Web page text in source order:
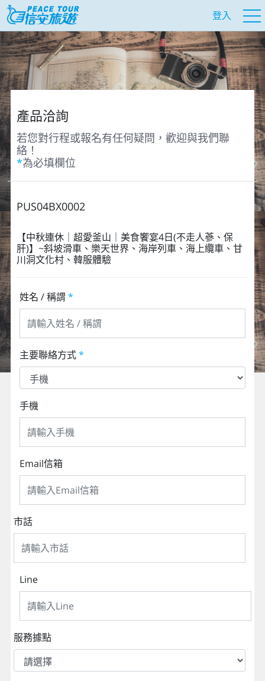
登入
產品洽詢
若您對行程或報名有任何疑問，歡迎與我們聯
絡！
*為必填欄位
PUS04BX0002
【中秋連休｜超愛釜山｜美食饗宴4日(不走人蔘、保
肝)】~斜坡滑車、樂天世界、海岸列車、海上纜車、甘
川洞文化村、韓服體驗
姓名 / 稱謂 *
主要聯絡方式*
手機
Email信箱
市話
Line
服務據點